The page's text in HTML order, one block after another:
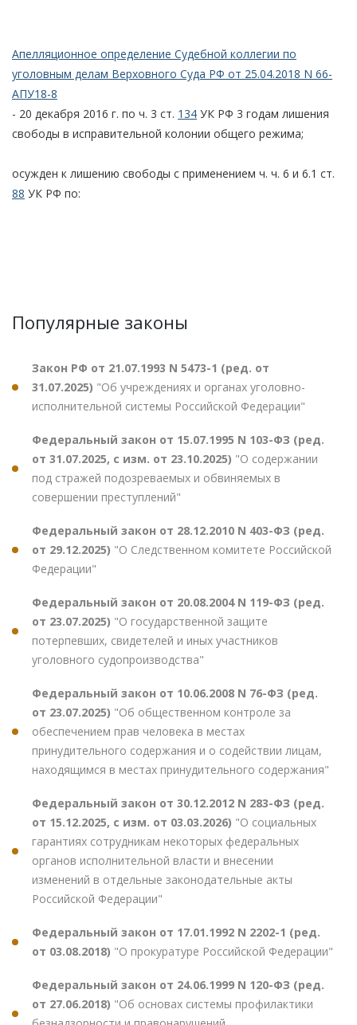
Апелляционное определение Судебной коллегии по
уголовным делам Верховного Суда РФ от 25.04.2018 N 66-
АПУ18-8
- 20 декабря 2016 г. по ч. 3 ст. 134 УК РФ 3 годам лишения
свободы в исправительной колонии общего режима;
осужден к лишению свободы с применением ч. ч. 6 и 6.1 ст.
88 УК РФ по:
Популярные законы
Закон РФ от 21.07.1993 N 5473-1 (ред. от
31.07.2025) "Об учреждениях и органах уголовно-
исполнительной системы Российской Федерации"
Федеральный закон от 15.07.1995 N 103-ФЗ (ред.
от 31.07.2025, с изм. от 23.10.2025) "О содержании
под стражей подозреваемых и обвиняемых в
совершении преступлений"
Федеральный закон от 28.12.2010 N 403-ФЗ (ред.
от 29.12.2025) "О Следственном комитете Российской
Федерации"
Федеральный закон от 20.08.2004 N 119-ФЗ (ред.
от 23.07.2025) "О государственной защите
потерпевших, свидетелей и иных участников
уголовного судопроизводства"
Федеральный закон от 10.06.2008 N 76-ФЗ (ред.
от 23.07.2025) "Об общественном контроле за
обеспечением прав человека в местах
принудительного содержания и о содействии лицам,
находящимся в местах принудительного содержания"
Федеральный закон от 30.12.2012 N 283-ФЗ (ред.
от 15.12.2025, с изм. от 03.03.2026) "О социальных
гарантиях сотрудникам некоторых федеральных
органов исполнительной власти и внесении
изменений в отдельные законодательные акты
Российской Федерации"
Федеральный закон от 17.01.1992 N 2202-1 (ред.
от 03.08.2018) "О прокуратуре Российской Федерации"
Федеральный закон от 24.06.1999 N 120-ФЗ (ред.
от 27.06.2018) "Об основах системы профилактики